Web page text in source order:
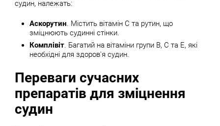
судин, належать:
Аскорутин. Містить вітамін С та рутин, що
зміцнюють судинні стінки.
Комплівіт. Багатий на вітаміни групи В, С та Е, які
необхідні для здоров'я судин.
Переваги сучасних
препаратів для зміцнення
судин